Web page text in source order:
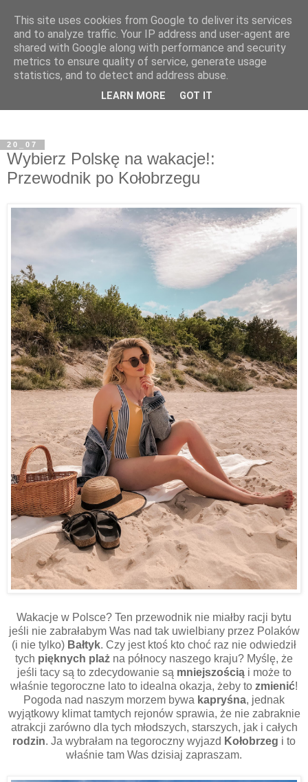
20_07
Wybierz Polskę na wakacje!:
Przewodnik po Kołobrzegu
Wakacje w Polsce? Ten przewodnik nie miałby racji bytu
jeśli nie zabrałabym Was nad tak uwielbiany przez Polaków
(i nie tylko) Bałtyk. Czy jest ktoś kto choć raz nie odwiedził
tych pięknych plaż na północy naszego kraju? Myślę, że
jeśli tacy są to zdecydowanie są mniejszością i może to
właśnie tegoroczne lato to idealna okazja, żeby to zmienić!
Pogoda nad naszym morzem bywa kapryśna, jednak
wyjątkowy klimat tamtych rejonów sprawia, że nie zabraknie
atrakcji zarówno dla tych młodszych, starszych, jak i całych
rodzin. Ja wybrałam na tegoroczny wyjazd Kołobrzeg i to
właśnie tam Was dzisiaj zapraszam.
This site uses cookies from Google to deliver its services
and to analyze traffic. Your IP address and user-agent are
shared with Google along with performance and security
metrics to ensure quality of service, generate usage
statistics, and to detect and address abuse.
LEARN MORE GOT IT